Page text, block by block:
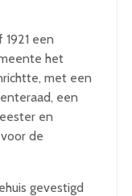
een
het
met een
een
en
de
gevestigd